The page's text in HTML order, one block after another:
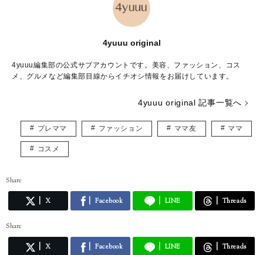
4yuuu original
4yuuu編集部の公式サブアカウントです。美容、ファッション、コス
メ、グルメなど編集部目線からイチオシ情報をお届けしています。
4yuuu original 記事一覧へ
プレママ ファッション ママ友 ママ
コスメ
Share
X Facebook LINE Threads
Share
X Facebook LINE Threads